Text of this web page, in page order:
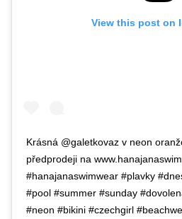
View this post on
Krásná @galetkovaz v neon
předprodeji na
#hanajanaswimwear #plavky
#pool #summer #sunday
#neon #bikini #czechgirl